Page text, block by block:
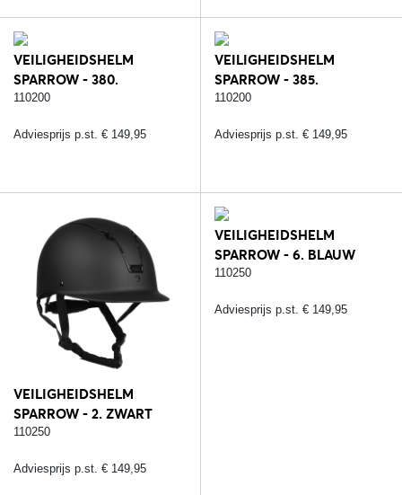
VEILIGHEIDSHELM
SPARROW - 380.
ZWART/ZILVER/CARBON
110200
Adviesprijs p.st. € 149,95
VEILIGHEIDSHELM
SPARROW - 385.
STRASS/ZWART/ROSE
110200
Adviesprijs p.st. € 149,95
VEILIGHEIDSHELM
SPARROW - 2. ZWART
110250
Adviesprijs p.st. € 149,95
VEILIGHEIDSHELM
SPARROW - 6. BLAUW
110250
Adviesprijs p.st. € 149,95